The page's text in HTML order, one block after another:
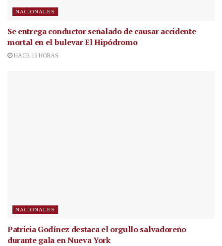
NACIONALES
Se entrega conductor señalado de causar accidente
mortal en el bulevar El Hipódromo
HACE 16 HORAS
NACIONALES
Patricia Godínez destaca el orgullo salvadoreño
durante gala en Nueva York